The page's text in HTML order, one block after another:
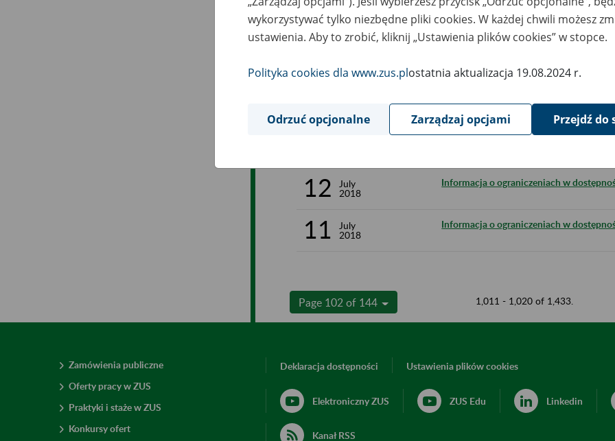
2
August
2018
Informacja o ograniczeniach w
20
2018
Informacja o ograniczeniach w
12
July
2018
Informacja o ograniczeniach w
11
July
2018
Informacja o ograniczeniach w
Page 102 of 144 1,011 - 1,020 of 1,433.
Zamówienia publiczne
Oferty pracy w ZUS
Praktyki i staże w ZUS
Konkursy ofert
Deklaracja dostępności Ustawienia plików cookies
Elektroniczny ZUS ZUS Edu Linkedin
Kanał RSS
wykorzystywać tylko niezbędne pliki cookies. W każdej chwili możesz
ustawienia. Aby to zrobić, kliknij „Ustawienia plików cookies” w stopce.
Polityka cookies dla www.zus.plostatnia aktualizacja 19.08.2024 r.
Odrzuć opcjonalne Zarządzaj opcjami Przejdź do